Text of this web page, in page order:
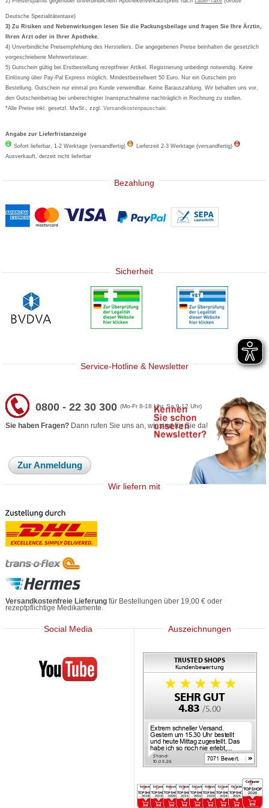
Vertrag widerrufen
Formoline
Wick
Eucerin
Basica
Deutsche Spezialitätentaxe)
3) Zu Risiken und Nebenwirkungen lesen Sie die Packungsbeilage und fragen Sie Ihre Ärztin,
Ihren Arzt oder in Ihrer Apotheke.
4) Unverbindliche Preisempfehlung des Herstellers. Die angegebenen Preise beinhalten die gesetzlich
vorgeschriebene Mehrwertsteuer.
5) Gutschein gültig bei Erstbestellung rezeptfreier Artikel. Registrierung unbedingt notwendig. Keine
Einlösung über Pay-Pal Express möglich. Mindestbestellwert 50 Euro. Nur ein Gutschein pro
Bestellung. Gutschein nur einmal pro Kunde verwendbar. Keine Barauszahlung. Wir behalten uns vor,
den Gutscheinbetrag bei unberechtigter Inanspruchnahme nachträglich in Rechnung zu stellen.
*Alle Preise inkl. gesetzl. MwSt., zzgl.Versandkostenpauschale
Angabe zur Lieferfristanzeige
Sofort lieferbar, 1-2 Werktage (versandfertig)
Lieferzeit 2-3 Werktage (versandfertig)
Ausverkauft, derzeit nicht lieferbar
Bezahlung
Sicherheit
Service-Hotline & Newsletter
0800 - 22 30 300(Mo-Fr 8-18 Uhr, Sa 9-12 Uhr)
Sie haben Fragen? Dann rufen Sie uns an, wir sind für Sie da!
Zur Anmeldung
Wir liefern mit
Versandkostenfreie Lieferung für Bestellungen über 19,00 € oder
rezeptpflichtige Medikamente.
Social Media
Mediherz
Auszeichnungen